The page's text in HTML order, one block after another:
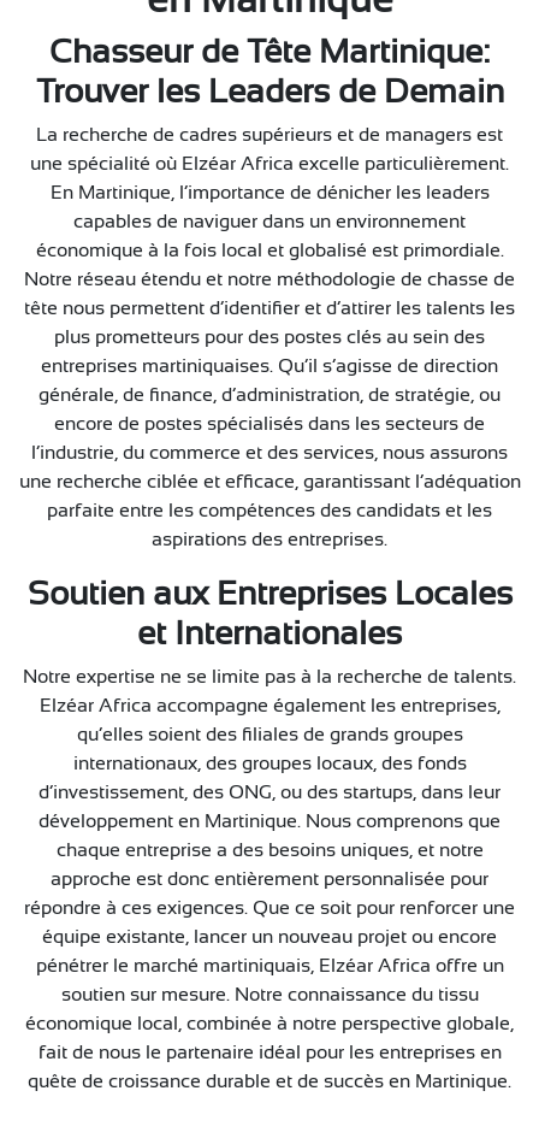
Chasseur de Tête Martinique:
Trouver les Leaders de Demain
La recherche de cadres supérieurs et de managers est
une spécialité où Elzéar Africa excelle particulièrement.
En Martinique, l’importance de dénicher les leaders
capables de naviguer dans un environnement
économique à la fois local et globalisé est primordiale.
Notre réseau étendu et notre méthodologie de chasse de
tête nous permettent d’identifier et d’attirer les talents les
plus prometteurs pour des postes clés au sein des
entreprises martiniquaises. Qu’il s’agisse de direction
générale, de finance, d’administration, de stratégie, ou
encore de postes spécialisés dans les secteurs de
l’industrie, du commerce et des services, nous assurons
une recherche ciblée et efficace, garantissant l’adéquation
parfaite entre les compétences des candidats et les
aspirations des entreprises.
Soutien aux Entreprises Locales
et Internationales
Notre expertise ne se limite pas à la recherche de talents.
Elzéar Africa accompagne également les entreprises,
qu’elles soient des filiales de grands groupes
internationaux, des groupes locaux, des fonds
d’investissement, des ONG, ou des startups, dans leur
développement en Martinique. Nous comprenons que
chaque entreprise a des besoins uniques, et notre
approche est donc entièrement personnalisée pour
répondre à ces exigences. Que ce soit pour renforcer une
équipe existante, lancer un nouveau projet ou encore
pénétrer le marché martiniquais, Elzéar Africa offre un
soutien sur mesure. Notre connaissance du tissu
économique local, combinée à notre perspective globale,
fait de nous le partenaire idéal pour les entreprises en
quête de croissance durable et de succès en Martinique.